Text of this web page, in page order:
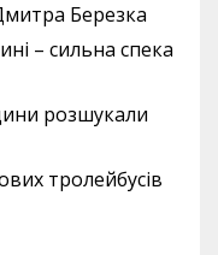
Березка
– сильна спека
розшукали
тролейбусів